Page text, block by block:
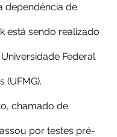
dependência de
está sendo realizado
Federal
(UFMG).
chamado de
por testes pré-